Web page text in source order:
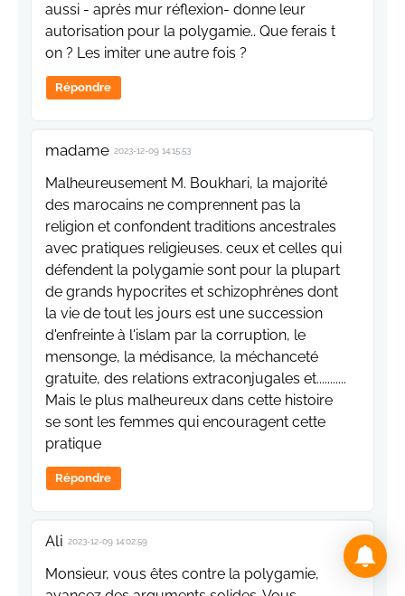
aussi - après mur réflexion- donne leur
autorisation pour la polygamie.. Que ferais t
on ? Les imiter une autre fois ?
Répondre
madame 2023-12-09 14:15:53
Malheureusement M. Boukhari, la majorité
des marocains ne comprennent pas la
religion et confondent traditions ancestrales
avec pratiques religieuses. ceux et celles qui
défendent la polygamie sont pour la plupart
de grands hypocrites et schizophrènes dont
la vie de tout les jours est une succession
d'enfreinte à l'islam par la corruption, le
mensonge, la médisance, la méchanceté
gratuite, des relations extraconjugales et...........
Mais le plus malheureux dans cette histoire
se sont les femmes qui encouragent cette
pratique
Répondre
Ali 2023-12-09 14:02:59
Monsieur, vous êtes contre la polygamie,